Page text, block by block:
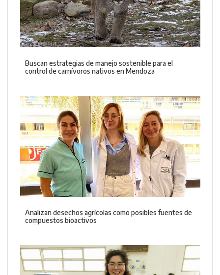
Buscan estrategias de manejo sostenible para el
control de carnívoros nativos en Mendoza
Analizan desechos agrícolas como posibles fuentes de
compuestos bioactivos